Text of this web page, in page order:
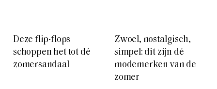
Deze flip-flops
schoppen het tot dé
zomersandaal
Zwoel, nostalgisch,
simpel: dit zijn dé
modemerken van de
zomer